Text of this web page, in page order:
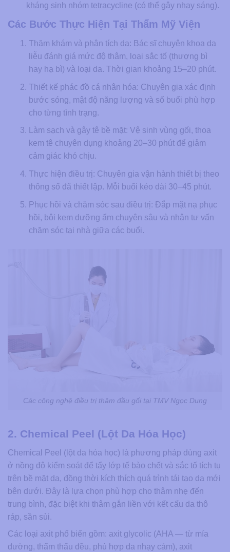
kháng sinh nhóm tetracycline (có thể gây nhạy sáng).
Các Bước Thực Hiện Tại Thẩm Mỹ Viện
Thăm khám và phân tích da: Bác sĩ chuyên khoa da
liễu đánh giá mức độ thâm, loại sắc tố (thượng bì
hay hạ bì) và loại da. Thời gian khoảng 15–20 phút.
Thiết kế phác đồ cá nhân hóa: Chuyên gia xác định
bước sóng, mật độ năng lượng và số buổi phù hợp
cho từng tình trạng.
Làm sạch và gây tê bề mặt: Vệ sinh vùng gối, thoa
kem tê chuyên dụng khoảng 20–30 phút để giảm
cảm giác khó chịu.
Thực hiện điều trị: Chuyên gia vận hành thiết bị theo
thông số đã thiết lập. Mỗi buổi kéo dài 30–45 phút.
Phục hồi và chăm sóc sau điều trị: Đắp mặt nạ phục
hồi, bôi kem dưỡng ẩm chuyên sâu và nhận tư vấn
chăm sóc tại nhà giữa các buổi.
Các công nghệ điều trị thâm đầu gối tại TMV Ngọc Dung
2. Chemical Peel (Lột Da Hóa Học)
Chemical Peel (lột da hóa học) là phương pháp dùng axit
ở nồng độ kiểm soát để tẩy lớp tế bào chết và sắc tố tích tụ
trên bề mặt da, đồng thời kích thích quá trình tái tạo da mới
bên dưới. Đây là lựa chọn phù hợp cho thâm nhẹ đến
trung bình, đặc biệt khi thâm gắn liền với kết cấu da thô
ráp, sần sùi.
Các loại axit phổ biến gồm: axit glycolic (AHA — từ mía
đường, thẩm thấu đều, phù hợp da nhạy cảm), axit